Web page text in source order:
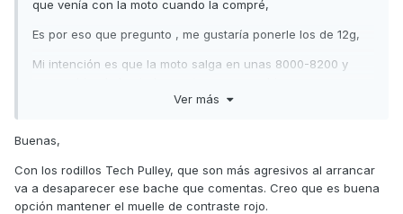
que venía con la moto cuando la compré,
Es por eso que pregunto , me gustaría ponerle los de 12g,
Mi intención es que la moto salga en unas 8000-8200 y
salido baja a 7000 y hasta los 100km/h no recupera los
8000, por lo que la aceleración de 0 a 100 es muy lenta
sobre todo con pasajero, busco no "perder" esa fuerza y
que una vez haya salido no baje de 8000 más o menos sino
Ver más
Buenas,
Con los rodillos Tech Pulley, que son más agresivos al arrancar
va a desaparecer ese bache que comentas. Creo que es buena
opción mantener el muelle de contraste rojo.